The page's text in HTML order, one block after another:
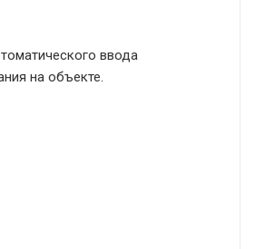
ввода
на объекте.